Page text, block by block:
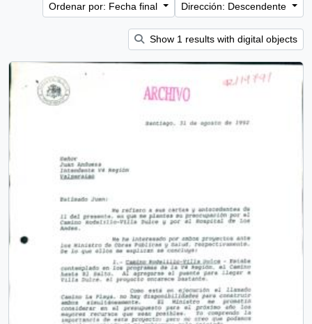
Ordenar por: Fecha final
Dirección: Descendente
Show 1 results with digital objects